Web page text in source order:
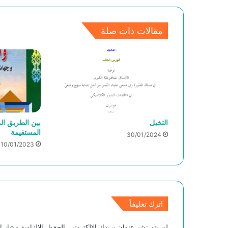
مقالات ذات صلة
التخيل
30/01/2024
بين الطريق
المستقيمة
10/01/2023
اترك تعليقاً